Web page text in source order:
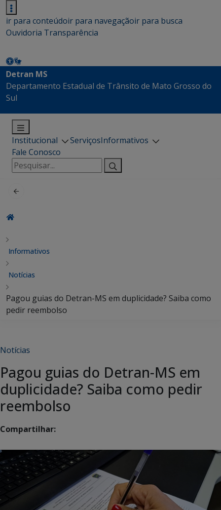
ir para conteúdoir para navegaçãoir para busca
Ouvidoria Transparência
Detran MS
Departamento Estadual de Trânsito de Mato Grosso do
Sul
Institucional ServiçosInformativos
Fale Conosco
Pesquisar
por:
Informativos
Notícias
Pagou guias do Detran-MS em duplicidade? Saiba como
pedir reembolso
Notícias
Pagou guias do Detran-MS em
duplicidade? Saiba como pedir
reembolso
Compartilhar: